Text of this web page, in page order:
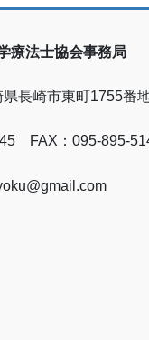
療法士協会事務局
長崎市東町1755番
FAX：095-895-